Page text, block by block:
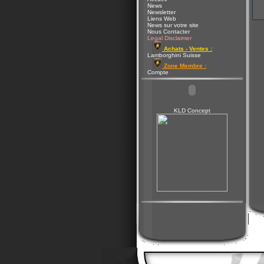
News
Newsletter
Liens Web
News sur votre site
Nous Contacter
Legal Disclaimer
Achats - Ventes :
Lamborghini Suisse
Zone Membre :
Compte
KLD Concept